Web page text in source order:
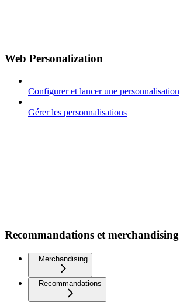
Web Personalization
Configurer et lancer une personnalisation
Gérer les personnalisations
Recommandations et merchandising
Merchandising
Recommandations